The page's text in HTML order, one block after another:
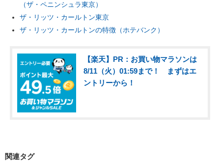
（ザ・ペニンシュラ東京）
ザ・リッツ・カールトン東京
ザ・リッツ・カールトンの特徴（ホテバンク）
【楽天】PR：お買い物マラソンは
8/11（火）01:59まで！ まずはエ
ントリーから！
関連タグ